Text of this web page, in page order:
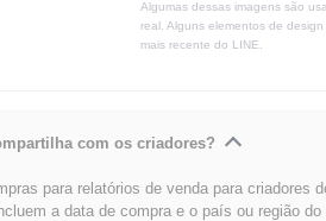
Algumas dessas imagens são
real. Alguns elementos de
mais recente do LINE.
com os criadores?
para relatórios de venda para criadores
a data de compra e o país ou região